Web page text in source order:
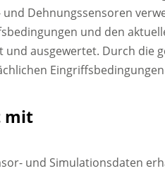
Dehnungssensoren
und den
und ausgewertet. Durch die
mit
und Simulationsdaten